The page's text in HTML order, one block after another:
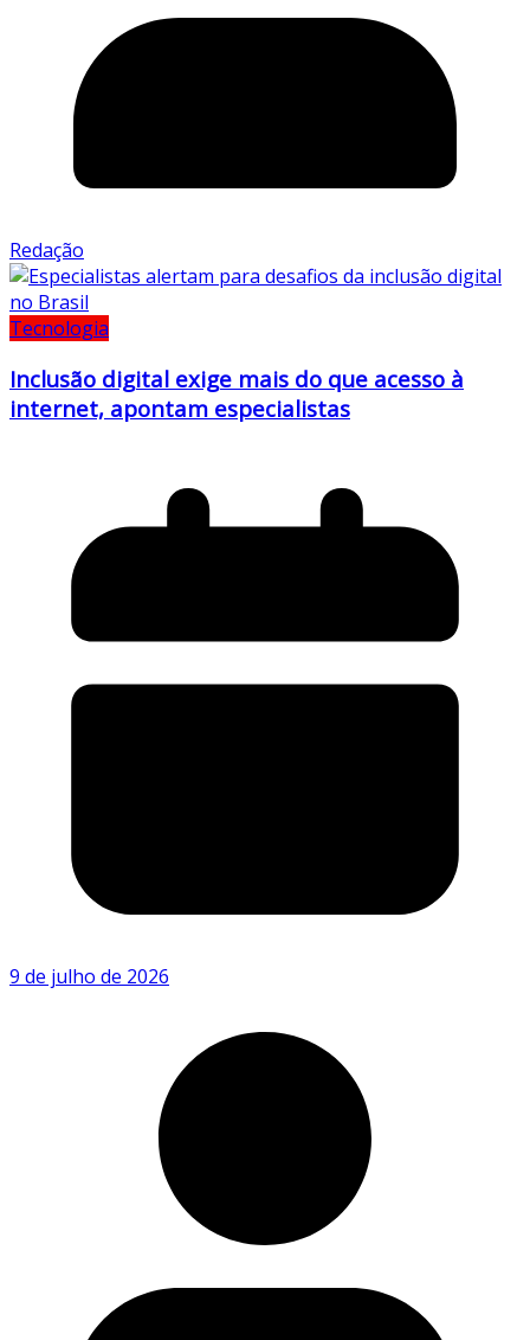
Redação
Tecnologia
Inclusão digital exige mais do que acesso à
internet, apontam especialistas
9 de julho de 2026